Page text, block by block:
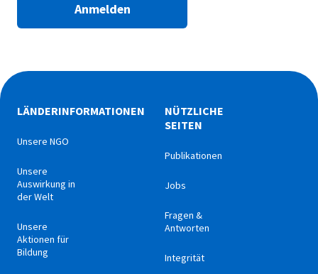
Anmelden
LÄNDERINFORMATIONEN
Unsere NGO
Unsere
Auswirkung in
der Welt
Unsere
Aktionen für
Bildung
NÜTZLICHE
SEITEN
Publikationen
Jobs
Fragen &
Antworten
Integrität